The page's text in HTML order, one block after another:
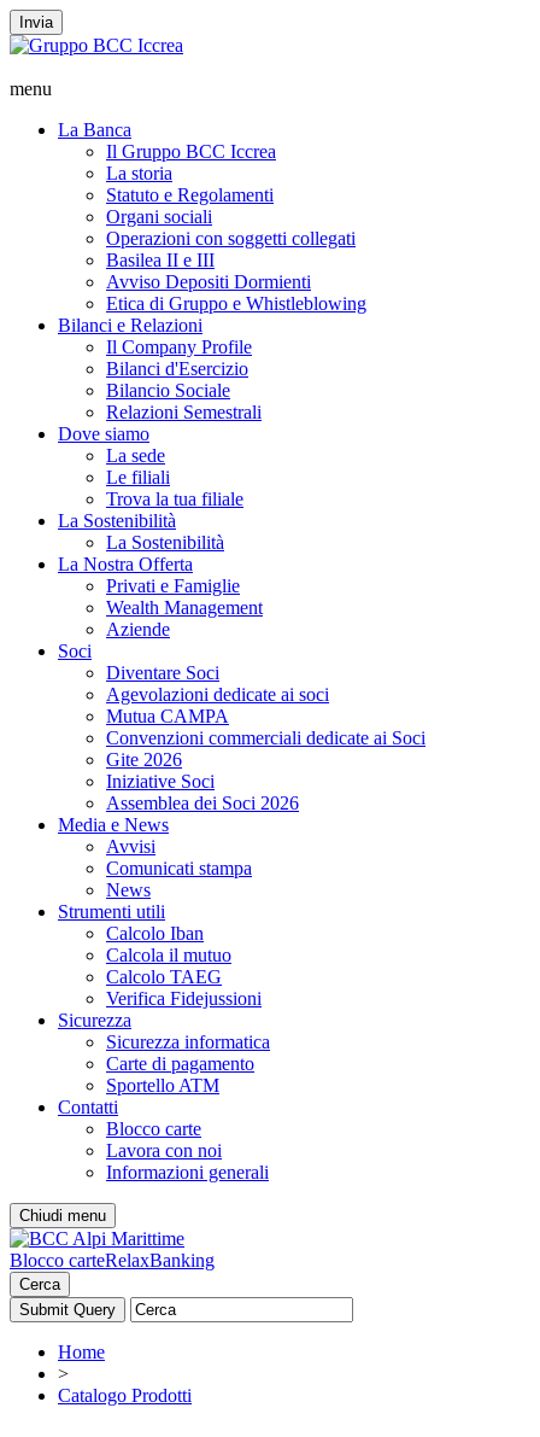
Invia
menu
La Banca
Il Gruppo BCC Iccrea
La storia
Statuto e Regolamenti
Organi sociali
Operazioni con soggetti collegati
Basilea II e III
Avviso Depositi Dormienti
Etica di Gruppo e Whistleblowing
Bilanci e Relazioni
Il Company Profile
Bilanci d'Esercizio
Bilancio Sociale
Relazioni Semestrali
Dove siamo
La sede
Le filiali
Trova la tua filiale
La Sostenibilità
La Sostenibilità
La Nostra Offerta
Privati e Famiglie
Wealth Management
Aziende
Soci
Diventare Soci
Agevolazioni dedicate ai soci
Mutua CAMPA
Convenzioni commerciali dedicate ai Soci
Gite 2026
Iniziative Soci
Assemblea dei Soci 2026
Media e News
Avvisi
Comunicati stampa
News
Strumenti utili
Calcolo Iban
Calcola il mutuo
Calcolo TAEG
Verifica Fidejussioni
Sicurezza
Sicurezza informatica
Carte di pagamento
Sportello ATM
Contatti
Blocco carte
Lavora con noi
Informazioni generali
Chiudi menu
Blocco carteRelaxBanking
Cerca
Home
>
Catalogo Prodotti